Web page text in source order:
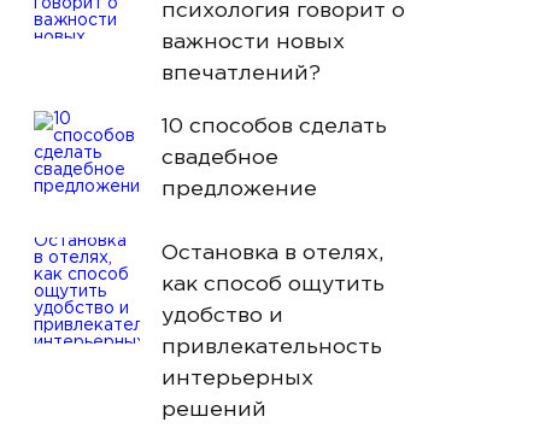
психология говорит о
важности новых
впечатлений?
10 способов сделать
свадебное
предложение
Остановка в отелях,
как способ ощутить
удобство и
привлекательность
интерьерных
решений